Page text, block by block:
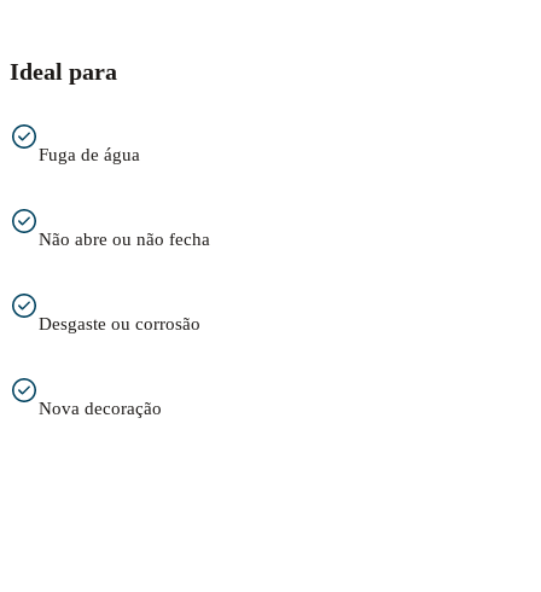
Ideal para
Fuga de água
Não abre ou não fecha
Desgaste ou corrosão
Nova decoração